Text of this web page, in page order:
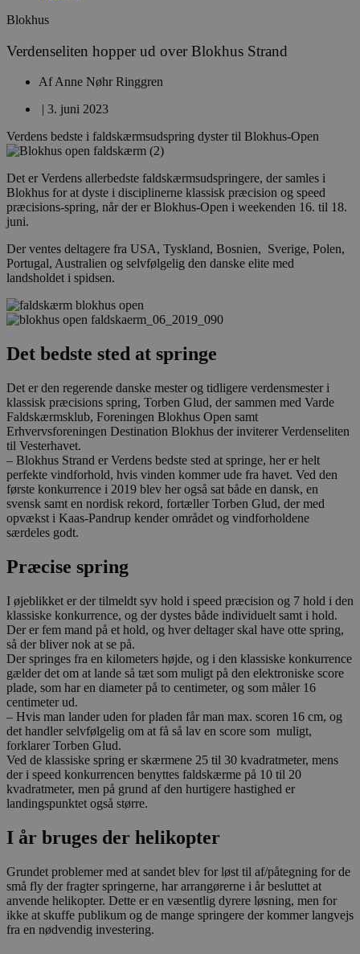
Blokhus
Verdenseliten hopper ud over Blokhus Strand
AfAnne Nøhr Ringgren
| 3. juni 2023
Verdens bedste i faldskærmsudspring dyster til Blokhus-Open
Det er Verdens allerbedste faldskærmsudspringere, der samles i
Blokhus for at dyste i disciplinerne klassisk præcision og speed
præcisions-spring, når der er Blokhus-Open i weekenden 16. til 18.
juni.
Der ventes deltagere fra USA, Tyskland, Bosnien, Sverige, Polen,
Portugal, Australien og selvfølgelig den danske elite med
landsholdet i spidsen.
Det bedste sted at springe
Det er den regerende danske mester og tidligere verdensmester i
klassisk præcisions spring, Torben Glud, der sammen med Varde
Faldskærmsklub, Foreningen Blokhus Open samt
Erhvervsforeningen Destination Blokhus der inviterer Verdenseliten
til Vesterhavet.
– Blokhus Strand er Verdens bedste sted at springe, her er helt
perfekte vindforhold, hvis vinden kommer ude fra havet. Ved den
første konkurrence i 2019 blev her også sat både en dansk, en
svensk samt en nordisk rekord, fortæller Torben Glud, der med
opvækst i Kaas-Pandrup kender området og vindforholdene
særdeles godt.
Præcise spring
I øjeblikket er der tilmeldt syv hold i speed præcision og 7 hold i den
klassiske konkurrence, og der dystes både individuelt samt i hold.
Der er fem mand på et hold, og hver deltager skal have otte spring,
så der bliver nok at se på.
Der springes fra en kilometers højde, og i den klassiske konkurrence
gælder det om at lande så tæt som muligt på den elektroniske score
plade, som har en diameter på to centimeter, og som måler 16
centimeter ud.
– Hvis man lander uden for pladen får man max. scoren 16 cm, og
det handler selvfølgelig om at få så lav en score som muligt,
forklarer Torben Glud.
Ved de klassiske spring er skærmene 25 til 30 kvadratmeter, mens
der i speed konkurrencen benyttes faldskærme på 10 til 20
kvadratmeter, men på grund af den hurtigere hastighed er
landingspunktet også større.
I år bruges der helikopter
Grundet problemer med at sandet blev for løst til af/påtegning for de
små fly der fragter springerne, har arrangørerne i år besluttet at
anvende helikopter. Dette er en væsentlig dyrere løsning, men for
ikke at skuffe publikum og de mange springere der kommer langvejs
fra en nødvendig investering.